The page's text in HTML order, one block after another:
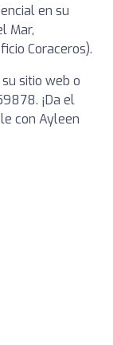
en su
Mar,
Coraceros).
sitio web o
¡Da el
con Ayleen